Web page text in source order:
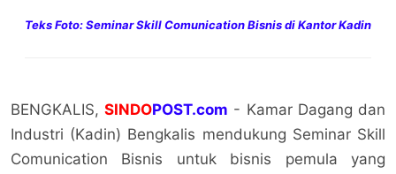
Teks Foto: Seminar Skill Comunication Bisnis di Kantor Kadin
BENGKALIS,SINDOPOST.com - Kamar Dagang dan
Industri (Kadin) Bengkalis mendukung Seminar Skill
Comunication Bisnis untuk bisnis pemula yang